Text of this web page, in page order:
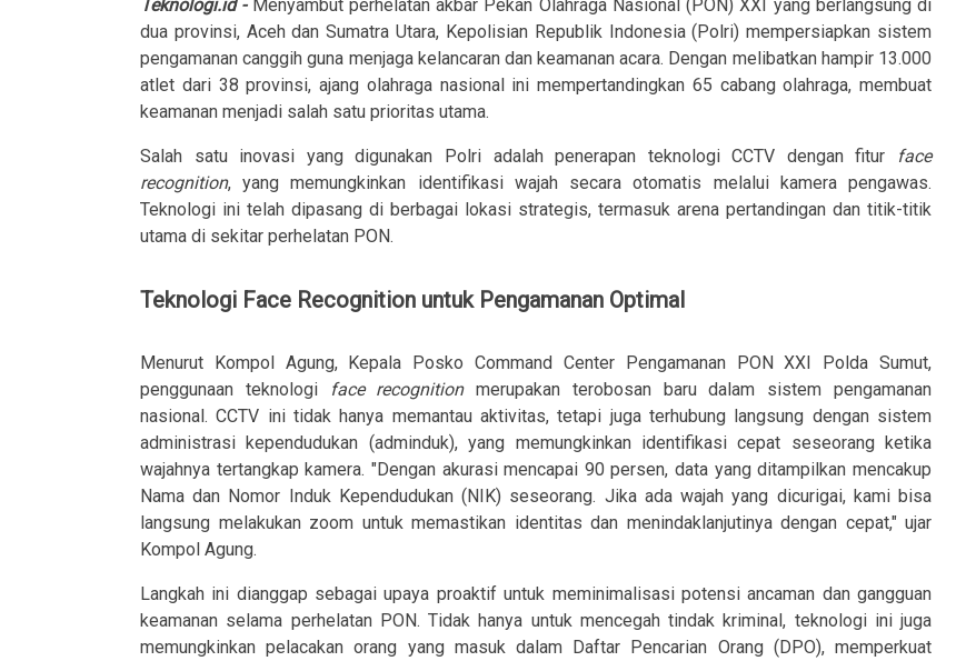
Teknologi.id - Menyambut perhelatan akbar Pekan Olahraga Nasional (PON) XXI yang berlangsung di
dua provinsi, Aceh dan Sumatra Utara, Kepolisian Republik Indonesia (Polri) mempersiapkan sistem
pengamanan canggih guna menjaga kelancaran dan keamanan acara. Dengan melibatkan hampir 13.000
atlet dari 38 provinsi, ajang olahraga nasional ini mempertandingkan 65 cabang olahraga, membuat
keamanan menjadi salah satu prioritas utama.
Salah satu inovasi yang digunakan Polri adalah penerapan teknologi CCTV dengan fitur
face
recognition, yang memungkinkan identifikasi wajah secara otomatis melalui kamera pengawas.
Teknologi ini telah dipasang di berbagai lokasi strategis, termasuk arena pertandingan dan titik-titik
utama di sekitar perhelatan PON.
Teknologi Face Recognition untuk Pengamanan Optimal
Menurut Kompol Agung, Kepala Posko Command Center Pengamanan PON XXI Polda Sumut,
penggunaan teknologi
face recognitionmerupakan terobosan baru dalam sistem pengamanan
nasional. CCTV ini tidak hanya memantau aktivitas, tetapi juga terhubung langsung dengan sistem
administrasi kependudukan (adminduk), yang memungkinkan identifikasi cepat seseorang ketika
wajahnya tertangkap kamera. "Dengan akurasi mencapai 90 persen, data yang ditampilkan mencakup
Nama dan Nomor Induk Kependudukan (NIK) seseorang. Jika ada wajah yang dicurigai, kami bisa
langsung melakukan zoom untuk memastikan identitas dan menindaklanjutinya dengan cepat," ujar
Kompol Agung.
Langkah ini dianggap sebagai upaya proaktif untuk meminimalisasi potensi ancaman dan gangguan
keamanan selama perhelatan PON. Tidak hanya untuk mencegah tindak kriminal, teknologi ini juga
memungkinkan pelacakan orang yang masuk dalam Daftar Pencarian Orang (DPO), memperkuat